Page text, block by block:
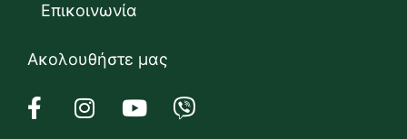
Επικοινωνία
Ακολουθήστε μας